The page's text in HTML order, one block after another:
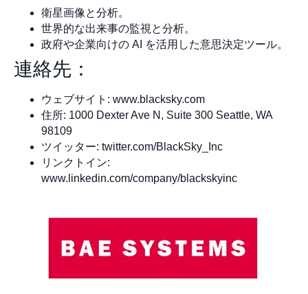
衛星画像と分析。
世界的な出来事の監視と分析。
政府や企業向けの AI を活用した意思決定ツール。
連絡先：
ウェブサイト: www.blacksky.com
住所: 1000 Dexter Ave N, Suite 300 Seattle, WA
98109
ツイッター: twitter.com/BlackSky_Inc
リンクトイン:
www.linkedin.com/company/blackskyinc